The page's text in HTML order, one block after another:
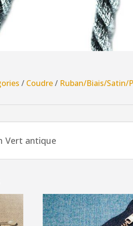
/ Coudre/ Ruban/Biais/Satin/
Vert antique